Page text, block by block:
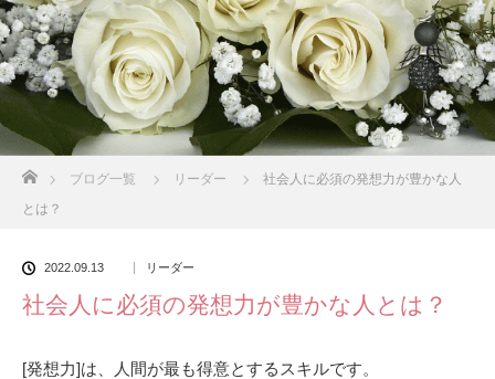
ブログ一覧 リーダー
社会人に必須の発想力が豊かな人
とは？
2022.09.13 リーダー
社会人に必須の発想力が豊かな人とは？
[発想力]は、人間が最も得意とするスキルです。